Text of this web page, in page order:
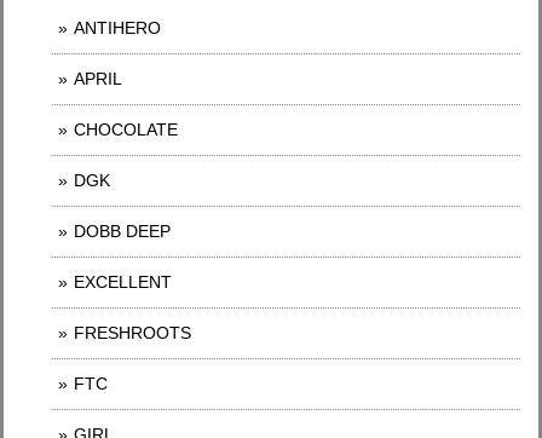
ANTIHERO
APRIL
CHOCOLATE
DGK
DOBB DEEP
EXCELLENT
FRESHROOTS
FTC